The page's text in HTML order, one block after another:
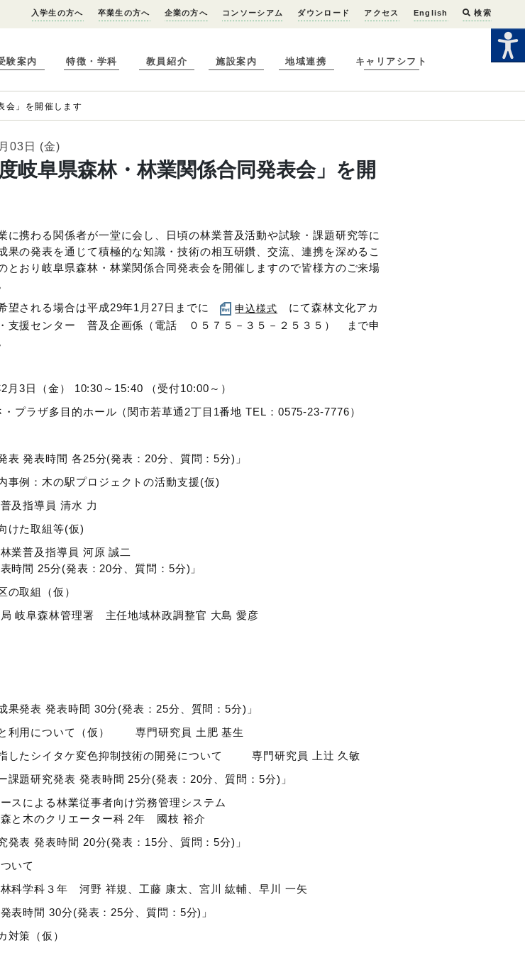
入学生の方へ 卒業生の方へ 企業の方へ コンソーシアム ダウンロード アクセス English 検索
験案内 特徴・学科 教員紹介 施設案内 地域連携 キャリアシフト
会」を開催します
03日 (金)
岐阜県森林・林業関係合同発表会」を開
に携わる関係者が一堂に会し、日頃の林業普及活動や試験・課題研究等に
果の発表を通じて積極的な知識・技術の相互研鑽、交流、連携を深めるこ
とおり岐阜県森林・林業関係合同発表会を開催しますので皆様方のご来場
望される場合は平成29年1月27日までに
申込様式 にて森林文化アカ
支援センター 普及企画係（電話 ０５７５－３５－２５３５） まで申
月3日（金） 10:30～15:40 （受付10:00～）
プラザ多目的ホール（関市若草通2丁目1番地 TEL：0575-23-7776）
表 発表時間 各25分(発表：20分、質問：5分)」
事例：木の駅プロジェクトの活動支援(仮)
及指導員 清水 力
けた取組等(仮)
業普及指導員 河原 誠二
時間 25分(発表：20分、質問：5分)」
取組（仮）
岐阜森林管理署 主任地域林政調整官 大島 愛彦
果発表 発表時間 30分(発表：25分、質問：5分)」
利用について（仮） 専門研究員 土肥 基生
したシイタケ変色抑制技術の開発について 専門研究員 上辻 久敏
課題研究発表 発表時間 25分(発表：20分、質問：5分)」
スによる林業従事者向け労務管理システム
と木のクリエーター科 2年 國枝 裕介
発表 発表時間 20分(発表：15分、質問：5分)」
いて
科学科３年 河野 祥規、工藤 康太、宮川 紘輔、早川 一矢
表時間 30分(発表：25分、質問：5分)」
策（仮）